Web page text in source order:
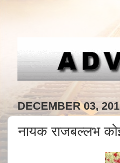
DECEMBER 03,
नायक राजबल्लभ